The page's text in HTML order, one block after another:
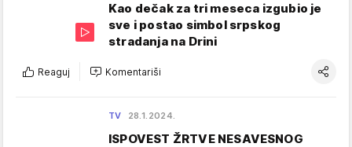
Kao dečak za tri meseca izgubio je
sve i postao simbol srpskog
stradanja na Drini
Reaguj Komentariši
TV 28.1.2024.
ISPOVEST ŽRTVE NESAVESNOG